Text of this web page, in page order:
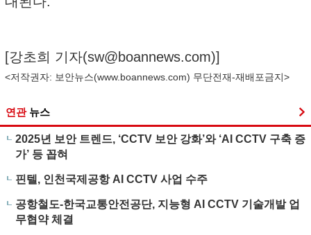
[강초희 기자(sw@boannews.com)]
<저작권자: 보안뉴스(www.boannews.com) 무단전재-재배포금지>
연관 뉴스
2025년 보안 트렌드, ‘CCTV 보안 강화’와 ‘AI CCTV 구축 증
가’ 등 꼽혀
핀텔, 인천국제공항 AI CCTV 사업 수주
공항철도-한국교통안전공단, 지능형 AI CCTV 기술개발 업
무협약 체결